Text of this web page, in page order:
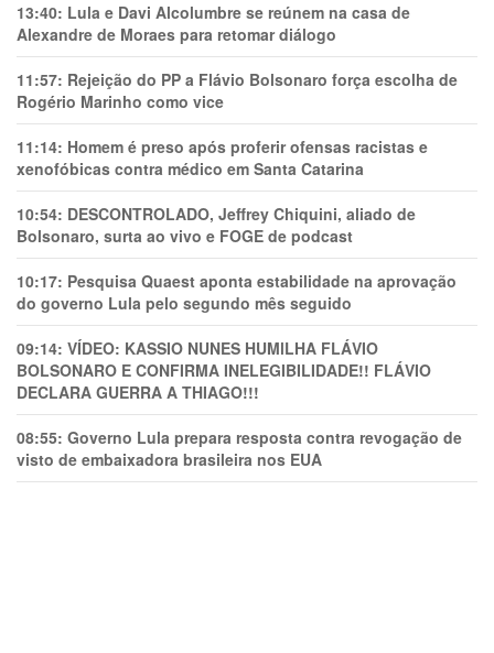
13:40: Lula e Davi Alcolumbre se reúnem na casa de
Alexandre de Moraes para retomar diálogo
11:57: Rejeição do PP a Flávio Bolsonaro força escolha de
Rogério Marinho como vice
11:14: Homem é preso após proferir ofensas racistas e
xenofóbicas contra médico em Santa Catarina
10:54: DESCONTROLADO, Jeffrey Chiquini, aliado de
Bolsonaro, surta ao vivo e FOGE de podcast
10:17: Pesquisa Quaest aponta estabilidade na aprovação
do governo Lula pelo segundo mês seguido
09:14: VÍDEO: KASSIO NUNES HUMlLHA FLÁVIO
BOLSONARO E CONFIRMA INELEGIBILIDADE!! FLÁVIO
DECLARA GUERRA A THIAGO!!!
08:55: Governo Lula prepara resposta contra revogação de
visto de embaixadora brasileira nos EUA